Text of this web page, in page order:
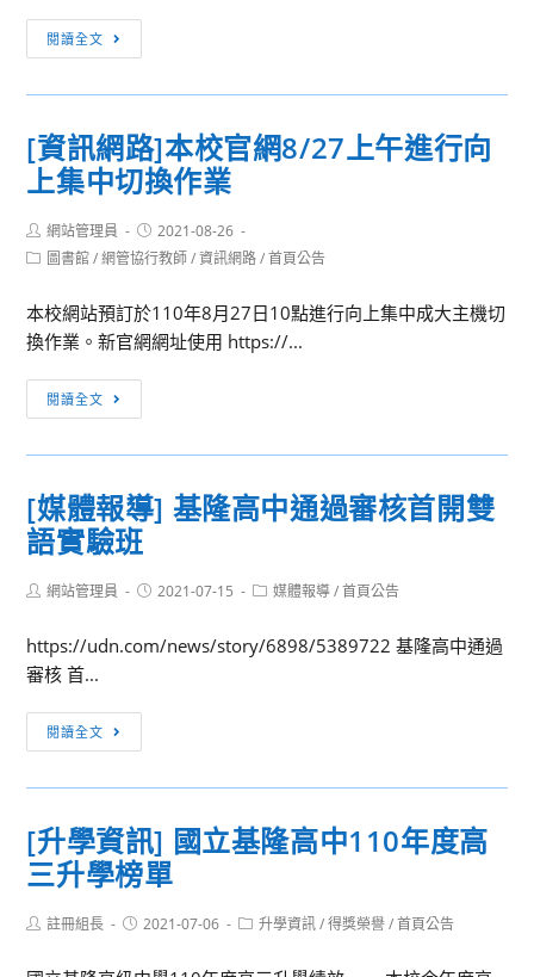
資
料
注
意
事
項
源
閱讀全文
通
安
建
立
站
公
內
容
審
制，
避
免
個
資
或
外
[資訊網路]本校官網8/27上午進行向
上集中切換作業
Post
author:
網站管理員
Post
published:
2021-08-26
Post圖書館 / 網管協行教師 / 資訊網路 / 首頁公告
本校網站預訂於110年8月27日10點進行向上集中成大主機切
換作業。新官網網址使用 https://...
閱讀全文
訊
網
本
校
網
上
進
上
集
中
切
作
業
[媒體報導] 基隆高中通過審核首開雙
語實驗班
Post網站管理員
Post2021-07-15
Post媒體報導 / 首頁公告
https://udn.com/news/story/6898/5389722 基隆高中通過
審核 首...
閱讀全文
體
報
基
隆
中
[升學資訊] 國立基隆高中110年度高
三升學榜單
Post註冊組長
Post2021-07-06
Post升學資訊 / 得獎榮譽 / 首頁公告